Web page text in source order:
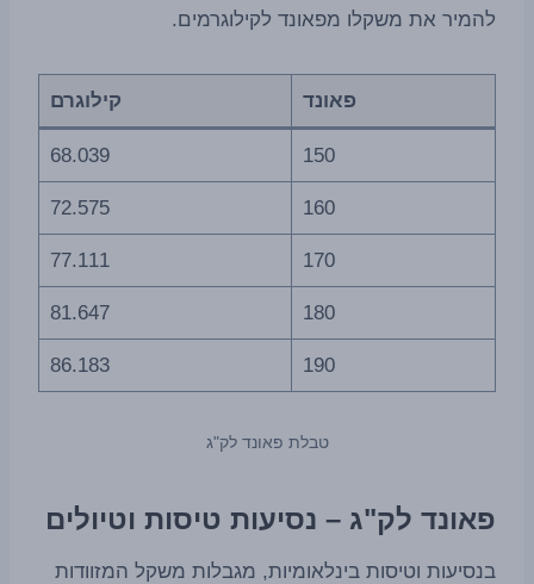
להמיר את משקלו מפאונד לקילוגרמים.
פאונד קילוגרם
150
68.039
160
72.575
170
77.111
180
81.647
190
86.183
טבלת פאונד לק"ג
פאונד לק"ג – נסיעות טיסות וטיולים
בנסיעות וטיסות בינלאומיות, מגבלות משקל המזוודות